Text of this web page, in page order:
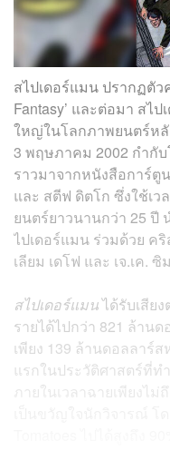
สไปเดอร์แมน ปรากฏตัว
Fantasy’ และต่อมา สไ
ใหญ่ในโลกภาพยนตร์หลั
3 พฤษภาคม 2002 กำกับ
ราวมาจากหนังสือการ์ตู
และ สตีฟ ดิตโก ซึ่งใช้เ
ยนตร์ยาวนานกว่า 25 ปี
ไปเดอร์แมน ร่วมด้วย ค
เลียม เดโฟ และ เจ.เค.
สไปเดอร์แมนได้รับเสีย
รายได้ไปกว่า 821 ล้าน
เพียง 139 ล้านดอลลาร์
แรกในประวัติศาสตร์ที่ท
ภายในเวลาฉายเพียง